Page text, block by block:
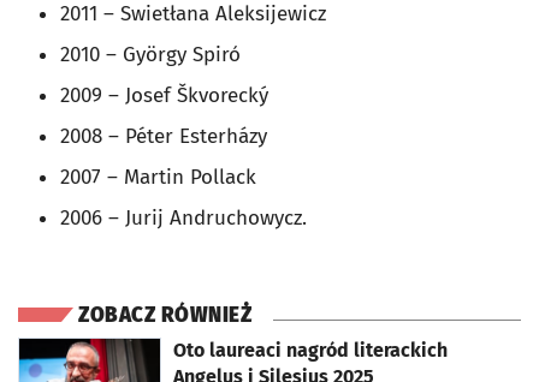
2011 – Swietłana Aleksijewicz
2010 – György Spiró
2009 – Josef Škvorecký
2008 – Péter Esterházy
2007 – Martin Pollack
2006 – Jurij Andruchowycz.
ZOBACZ RÓWNIEŻ
Oto laureaci nagród literackich
Angelus i Silesius 2025
otworzy się w nowej karcie